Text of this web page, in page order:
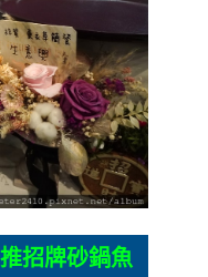
招牌砂鍋魚